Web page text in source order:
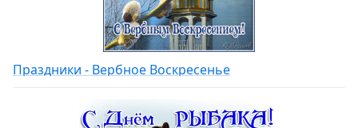
Праздники - Вербное Воскресенье